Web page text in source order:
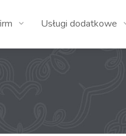
Usługi dodatkowe